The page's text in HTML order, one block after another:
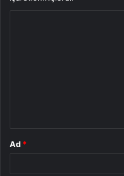
Ad *